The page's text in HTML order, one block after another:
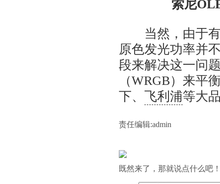
索尼
当然，由于有
原色发光功率并
段来解决这一问
（WRGB）来平
下、 飞利浦等大
责任编辑:admin
既然来了，那就说点什么吧